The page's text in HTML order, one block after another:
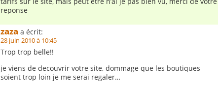
reponse
zaza a écrit:
28 juin 2010 à 10:45
Trop trop belle!!
je viens de decouvrir votre site, dommage que les boutiques
soient trop loin je me serai regaler…